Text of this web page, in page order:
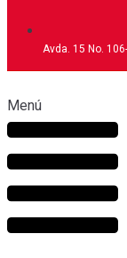
Avda. 15 No.
Menú